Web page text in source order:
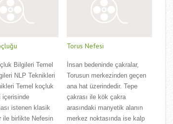
Bilgileri Temel
NLP Teknikleri
Temel koçluk
içerisinde
istenen klasik
ile birlikte Nefesin
Torus Nefesi
İnsan bedeninde çakralar,
Torusun merkezinden geçen
ana hat üzerindedir. Tepe
çakrası ile kök çakra
arasındaki manyetik alanın
merkez noktasında ise kalp